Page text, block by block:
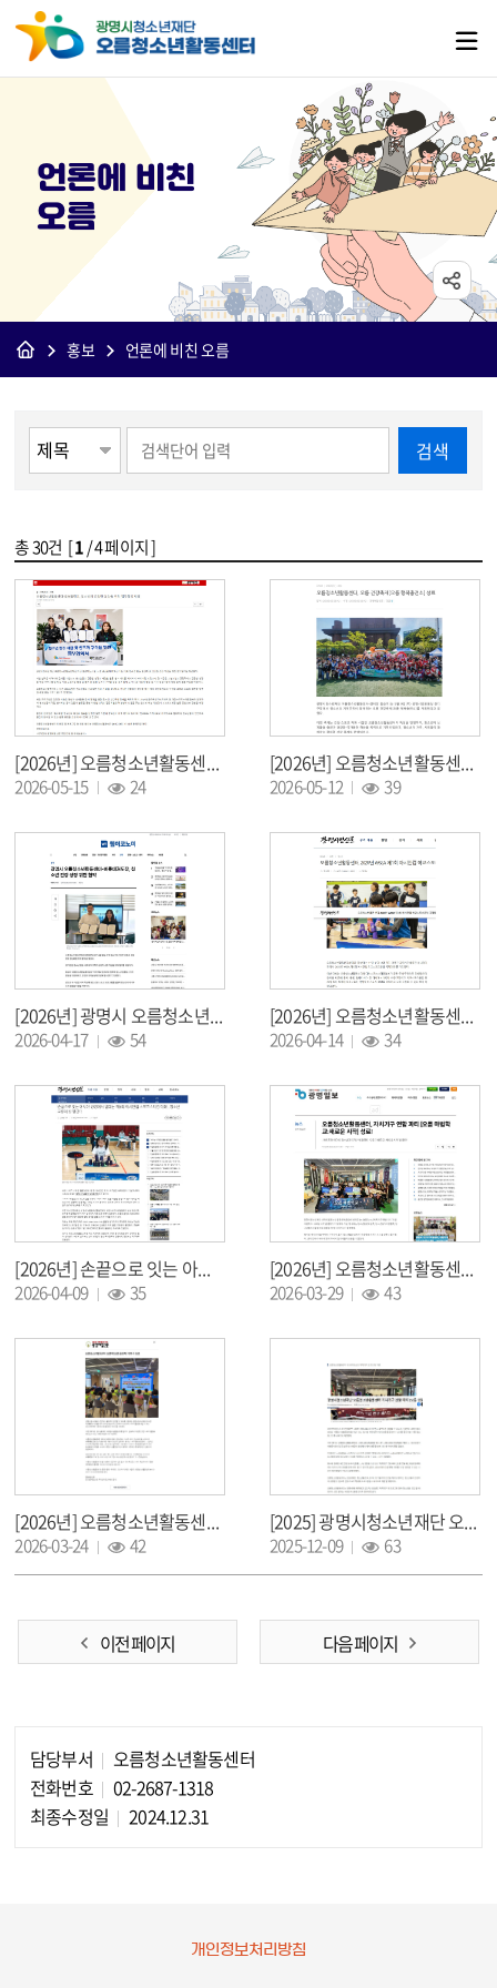
언론에 비친
오름
홍보 언론에 비친 오름
검색
총30건 [1/ 4 페이지 ]
[2026년] 오름청소년활동센터-광남중학교, 청소년의 건강한 성장을 위한 업무협약 체결
2026-05-15 24
[2026년] 오름청소년활동센터, 오름 건강축제[오름 행복충전소] 성료
2026-05-12 39
[2026년] 광명시 오름청소년활동센터-비룡태권도장, 청소년 건강 성장 위한 협약
2026-04-17 54
[2026년] 오름청소년활동센터 2026년WSSA 제1회 아시안컵 학교스포츠클럽 국제대회 개최
2026-04-14 34
[2026년] 손끝으로 잇는 아시아 광명에서 열리는 제1회 아시안컵 스포츠스태킹 대회 청소년 교류의 장 열린다
2026-04-09 35
[2026년] 오름청소년활동센터, 자치기구 연합 파티 [오름 마법학교:새로운 시작] 성료!
2026-03-29 43
[2026년] 오름청소년활동센터 오름픽[오름 올림픽] 개막식 성료
2026-03-24 42
[2025] 광명시청소년재단 오름청소년활동센터 자치기구 연말파티 [오름페스타] 성료
2025-12-09 63
이전 페이지 다음 페이지
담당부서
오름청소년활동센터
전화번호
02-2687-1318
최종수정일
2024.12.31
개인정보처리방침